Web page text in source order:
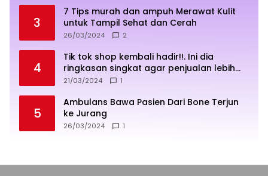
3
7 Tips murah dan ampuh Merawat Kulit
untuk Tampil Sehat dan Cerah
26/03/2024 2
4
Tik tok shop kembali hadir!!. Ini dia
ringkasan singkat agar penjualan lebih
sukses
21/03/2024 1
5
Ambulans Bawa Pasien Dari Bone Terjun
ke Jurang
26/03/2024 1